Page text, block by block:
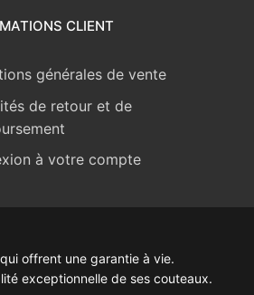
CLIENT
générales de vente
de retour et de
à votre compte
offrent une garantie à vie.
exceptionnelle de ses couteaux.